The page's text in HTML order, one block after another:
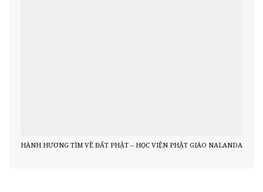
HÀNH HƯƠNG TÌM VỀ ĐẤT PHẬT – HỌC VIỆN PHẬT GIÁO NALANDA